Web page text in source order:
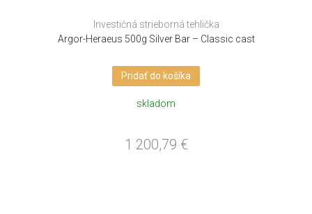
Investičná strieborná tehlička
Argor-Heraeus 500g Silver Bar – Classic cast
Pridať do košíka
skladom
1 200,79 €